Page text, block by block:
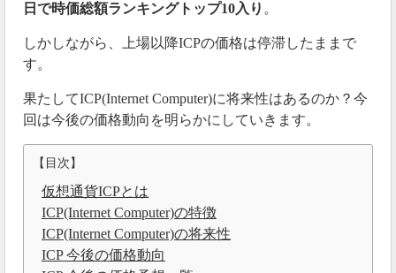
日で時価総額ランキングトップ10入り 。
しかしながら、上場以降ICPの価格は停滞したままで
す。
果たしてICP(Internet Computer)に将来性はあるのか？今
回は今後の価格動向を明らかにしていきます。
【目次】
仮想通貨ICPとは
ICP(Internet Computer)の特徴
ICP(Internet Computer)の将来性
ICP 今後の価格動向